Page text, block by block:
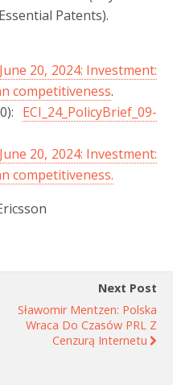
Patents).
June 20, 2024: Investment:
competitiveness.
ECI_24_PolicyBrief_09-
June 20, 2024: Investment:
competitiveness.
Next Post
Sławomir Mentzen: Polska
Wraca Do Czasów PRL Z
Cenzurą Internetu